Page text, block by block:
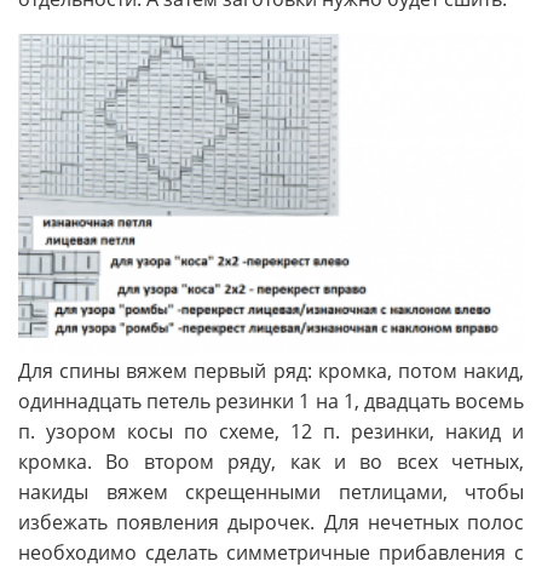
Для спины вяжем первый ряд: кромка, потом накид,
одиннадцать петель резинки 1 на 1, двадцать восемь
п. узором косы по схеме, 12 п. резинки, накид и
кромка. Во втором ряду, как и во всех четных,
накиды вяжем скрещенными петлицами, чтобы
избежать появления дырочек. Для нечетных полос
необходимо сделать симметричные прибавления с